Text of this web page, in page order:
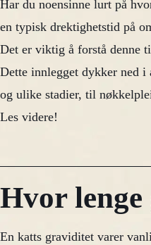
Har du noensinne lurt på
en typisk drektighetstid på
Det er viktig å forstå denne
Dette innlegget dykker ned
og ulike stadier, til
Les videre!
Hvor
En katts graviditet varer